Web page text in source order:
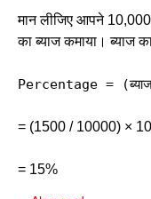
मान लीजिए आपने
का ब्याज कमाया। ब्याज
Percentage = (
= (1500 / 10000) ×
= 15%